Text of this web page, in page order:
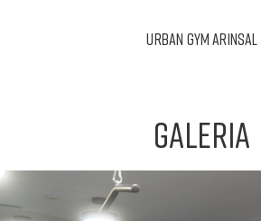
URBAN GYM ARINSAL
GALERIA